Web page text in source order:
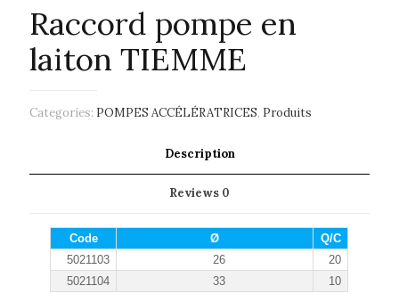
Raccord pompe en
laiton TIEMME
Categories: POMPES ACCÉLÉRATRICES, Produits
Description
Reviews 0
Code Ø
Q/C
5021103
26
20
5021104
33 10